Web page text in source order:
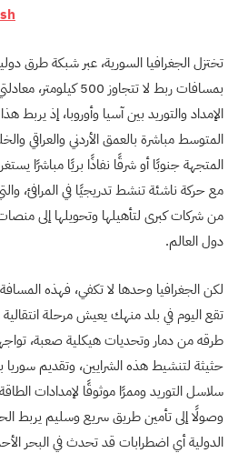
تختزل الجغرافيا السورية، عبر شبكة طرق
بمسافات ربط لا تتجاوز
الإمداد والتوريد بين آسيا وأوروبا، إذ يربط
المتوسط مباشرة بالعمق الأردني والعراقي
مع حركة ناشئة تنشط تدريجيًا في المرافئ،
من شركات كبرى لتأهيلها وتحويلها إلى
دول العالم.
لكن الجغرافيا وحدها لا تكفي، فهذه
تقع اليوم في بلد منهك يعيش مرحلة
طرقه من دمار وتحديات هيكلية صعبة،
حثيثة لتنشيط هذه الشرايين، وتقديم سوريا
سلاسل التوريد وممرًا موثوقًا لإمدادات
وصولًا إلى تأمين طريق سريع وسليم يربط
الدولية أي اضطرابات قد تحدث في البحر